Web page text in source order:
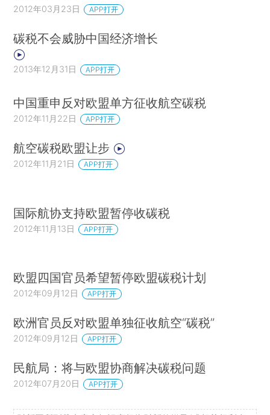
2012年03月23日 APP打开
碳税不会威胁中国经济增长
2013年12月31日 APP打开
中国重申反对欧盟单方征收航空碳税
2012年11月22日 APP打开
航空碳税欧盟让步
2012年11月21日 APP打开
国际航协支持欧盟暂停收碳税
2012年11月13日 APP打开
欧盟四国官员希望暂停欧盟碳税计划
2012年09月12日 APP打开
欧洲官员反对欧盟单独征收航空“碳税”
2012年09月12日 APP打开
民航局：将与欧盟协商解决碳税问题
2012年07月20日 APP打开